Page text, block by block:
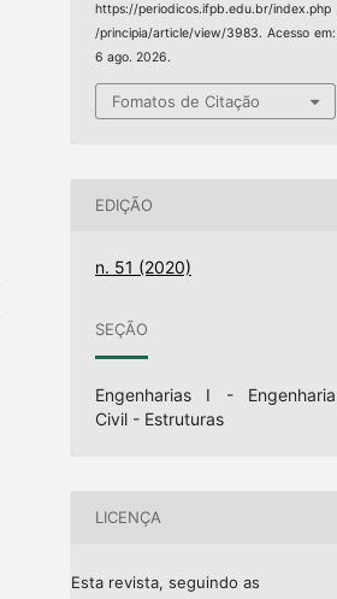
https://periodicos.ifpb.edu.br/index.php
/principia/article/view/3983. Acesso em:
6 ago. 2026.
Fomatos de Citação
EDIÇÃO
n. 51 (2020)
SEÇÃO
Engenharias I - Engenharia
Civil - Estruturas
LICENÇA
Esta revista, seguindo as